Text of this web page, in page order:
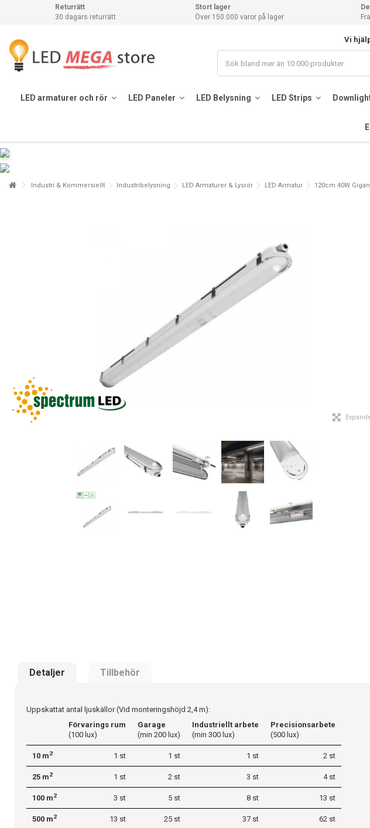
Returrätt
30 dagars returrätt
Stort lager
Över 150.000 varor på lager
Vi
LED armaturer och rör LED Paneler LED Belysning LED Strips
Industri & Kommersiellt Industribelysning LED Armaturer & Lysrör LED Armatur 120cm 40W
Detaljer Tillbehör
Uppskattat antal ljuskällor (Vid monteringshöjd 2,4 m):
Förvarings rum
(100 lux)
Garage
(min 200 lux)
Industriellt arbete
(min 300 lux)
Precisionsarbete
(500 lux)
10 m2 1 st 1 st 1 st 2 st
25 m2 1 st 2 st 3 st 4 st
100 m2 3 st 5 st 8 st 13 st
500 m2 13 st 25 st 37 st 62 st